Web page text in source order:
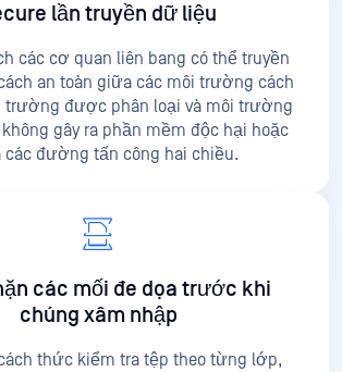
lần truyền dữ liệu
các cơ quan liên bang có thể truyền
an toàn giữa các môi trường cách
trường được phân loại và môi trường
gây ra phần mềm độc hại hoặc
các đường tấn công hai chiều.
các mối đe dọa trước khi
chúng xâm nhập
thức kiểm tra tệp theo từng lớp,